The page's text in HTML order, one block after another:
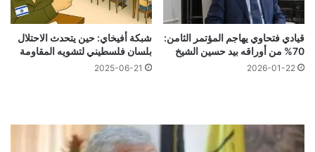
قيادي فتحاوي يهاجم المؤتمر الثامن:
70% من أوراقه بيد حسين الشيخ
2026-01-22
شبكة أفيخاي: حين يتحدث الاحتلال
بلسان فلسطيني لتشويه المقاومة
2025-06-21